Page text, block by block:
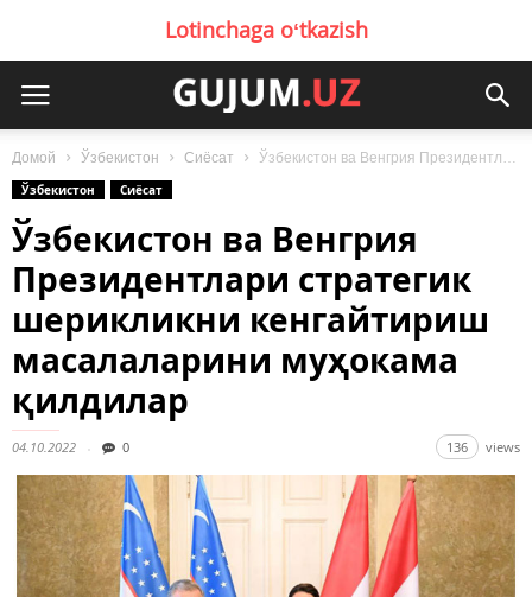
Lotinchaga oʻtkazish
Домой Ўзбекистон Сиёсат
Ўзбекистон ва Венгрия Президентлари стратегик шерикликни кенгайтириш масалаларини муҳокама қилдилар
Ўзбекистон
Сиёсат
Ўзбекистон ва Венгрия
Президентлари стратегик
шерикликни кенгайтириш
масалаларини муҳокама
қилдилар
04.10.2022 0 136 views